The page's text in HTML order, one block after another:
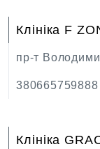
Клініка F
пр-т
380665759888
Клініка